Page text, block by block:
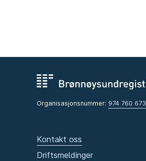
Organisasjonsnummer: 974 760 673
Kontakt oss
Driftsmeldinger